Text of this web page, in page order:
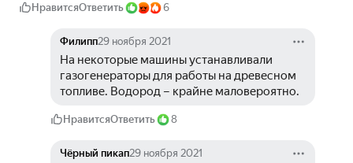
НравитсяОтветить 6
Филипп29 ноября 2021
На некоторые машины устанавливали
газогенераторы для работы на древесном
топливе. Водород – крайне маловероятно.
НравитсяОтветить 8
Чёрный пикап29 ноября 2021